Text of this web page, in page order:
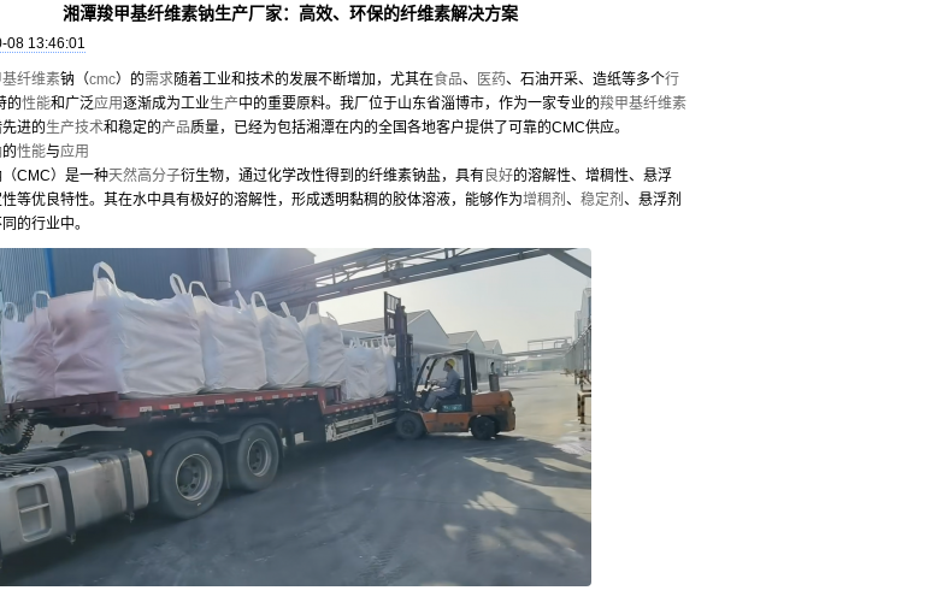
湘潭羧甲基纤维素钠生产厂家：高效、环保的纤维素解决方案
08 13:46:01
基纤维素钠（cmc）的需求随着工业和技术的发展不断增加，尤其在食品、 医药、石油开采、造纸等多个行
的性能和广泛应用逐渐成为工业生产中的重要原料。我厂位于山东省淄博市，作为一家专业的羧甲基纤维素
进的生产技术和稳定的产品质量，已经为包括湘潭在内的全国各地客户提供了可靠的CMC供应。
的性能与应用
CMC）是一种天然高分子衍生物，通过化学改性得到的纤维素钠盐，具有 良好的溶解性、增稠性、悬浮
等优良特性。其在水中具有极好的溶解性，形成透明黏稠的胶体溶液，能够作为增稠剂 、 稳定剂 、悬浮剂
的行业中。